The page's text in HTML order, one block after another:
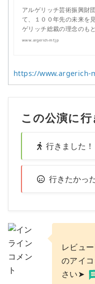
アルゲリッチ芸術振興財
て、１００年先の未来を
ゲリッチ総裁の理念のも
www.argerich-mf.jp
https://
この公演に
行きました！
行きたかっ
レビュ
のアイ
さい➤